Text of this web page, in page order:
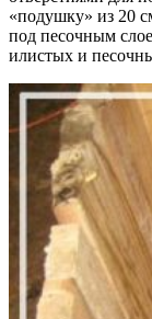
«подушку» из 20
под песочным
илистых и